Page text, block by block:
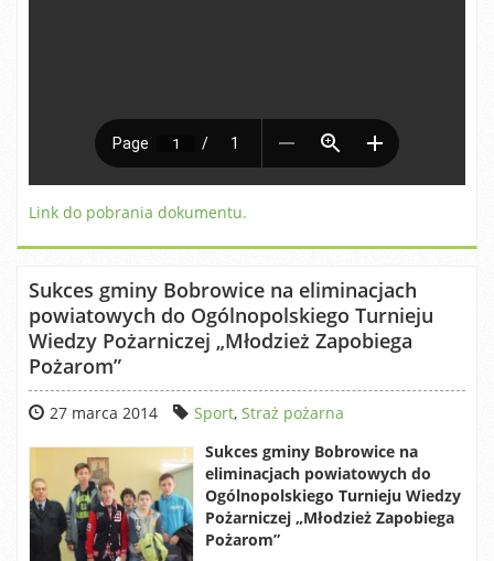
Link do pobrania dokumentu.
Sukces gminy Bobrowice na eliminacjach
powiatowych do Ogólnopolskiego Turnieju
Wiedzy Pożarniczej „Młodzież Zapobiega
Pożarom”
27 marca 2014 Sport, Straż pożarna
Sukces gminy Bobrowice na
eliminacjach powiatowych do
Ogólnopolskiego Turnieju Wiedzy
Pożarniczej „Młodzież Zapobiega
Pożarom”